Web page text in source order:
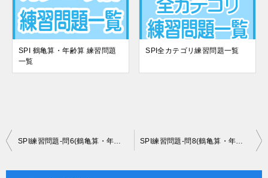
SPI 鶴亀算・年齢算 練習問題
一覧
SPI全カテゴリ練習問題一覧
投